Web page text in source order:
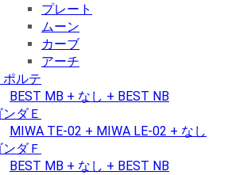
プレート
ムーン
カーブ
アーチ
ポルテ
BEST MB + なし + BEST NB
ダＥ
MIWA TE-02 + MIWA LE-02 + なし
ダＦ
BEST MB + なし + BEST NB